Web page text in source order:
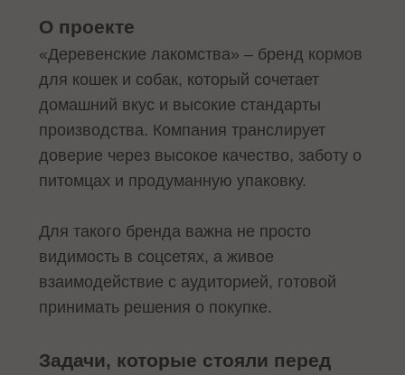
О проекте
«Деревенские лакомства» – бренд кормов
для кошек и собак, который сочетает
домашний вкус и высокие стандарты
производства. Компания транслирует
доверие через высокое качество, заботу о
питомцах и продуманную упаковку.
Для такого бренда важна не просто
видимость в соцсетях, а живое
взаимодействие с аудиторией, готовой
принимать решения о покупке.
Задачи, которые стояли перед